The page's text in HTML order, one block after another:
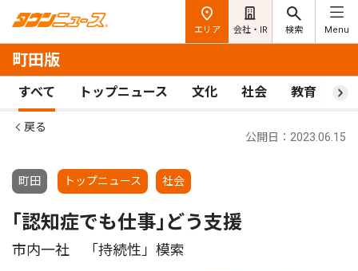
エリア 会社・IR 検索 Menu
町田版
すべて トップニュース 文化 社会 教育 ス
戻る
町田 トップニュース 社会
公開日：2023.06.15
｢認知症でも仕事｣どう支援
市内一社 「持続性」模索